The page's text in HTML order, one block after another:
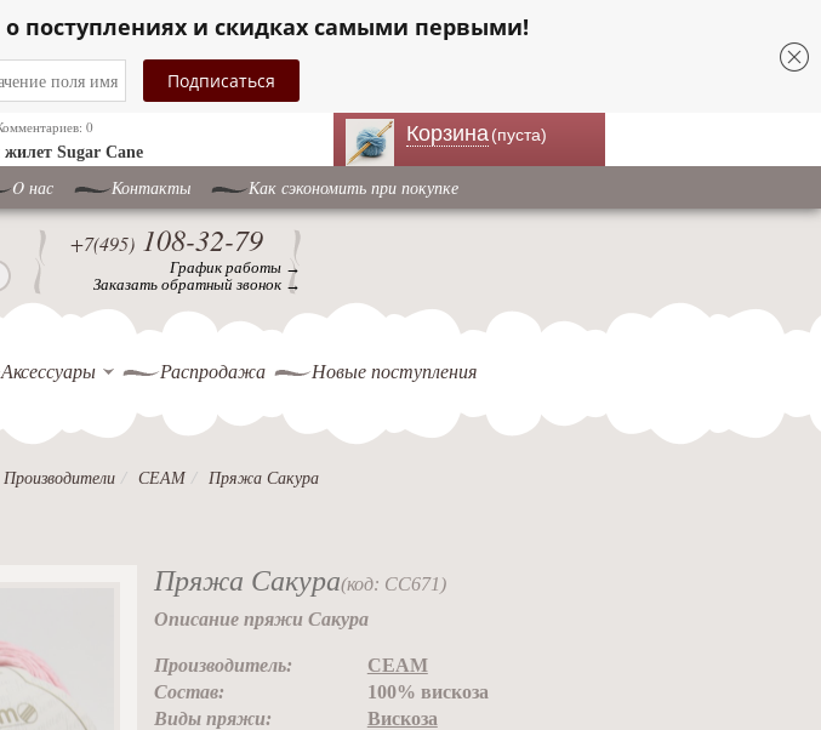
поступлениях и скидках самыми первыми!
0
Sugar Cane
Корзина(пуста)
O нас Контакты Как сэкономить при покупке
+7(495) 108-32-79
График работы →
Заказать обратный звонок →
Аксессуары Распродажа Новые поступления
Производители СЕАМ Пряжа Сакура
Пряжа Сакура(код: CC671)
Описание пряжи Сакура
Производитель:
СЕАМ
Состав:
100% вискоза
Виды пряжи:
Вискоза